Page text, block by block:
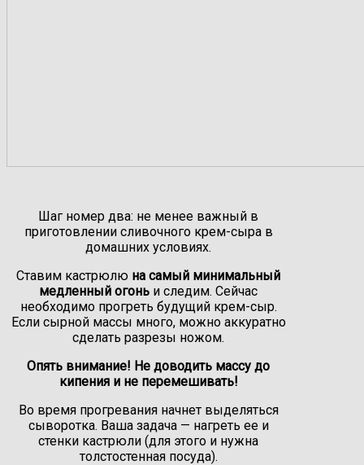
Шаг номер два: не менее важный в
приготовлении сливочного крем-сыра в
домашних условиях.
Ставим кастрюлю на самый минимальный
медленный огонь и следим. Сейчас
необходимо прогреть будущий крем-сыр.
Если сырной массы много, можно аккуратно
сделать разрезы ножом.
Опять внимание! Не доводить массу до
кипения и не перемешивать!
Во время прогревания начнет выделяться
сыворотка. Ваша задача — нагреть ее и
стенки кастрюли (для этого и нужна
толстостенная посуда).